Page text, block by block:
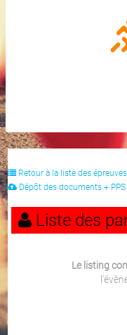
Retour à la liste des
Dépôt des documents + PPS
Liste des
Le listing